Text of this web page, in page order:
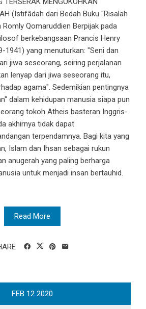
(Istifâdah dari Bedah Buku "Risalah
Romly Qomaruddien Berpijak pada
berkebangsaan Prancis Henry
1941) yang menuturkan: "Seni dan
jiwa seseorang, seiring perjalanan
lenyap dari jiwa seseorang itu,
agama". Sedemikian pentingnya
dalam kehidupan manusia siapa pun
tokoh Atheis basteran Inggris-
akhirnya tidak dapat
terpendamnya. Bagi kita yang
Islam dan Ihsan sebagai rukun
anugerah yang paling berharga
untuk menjadi insan bertauhid.
Read More
FEB 12 2020